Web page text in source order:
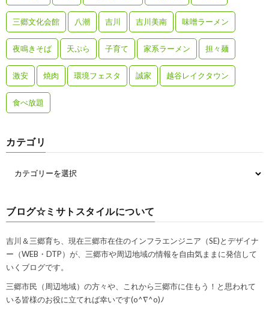
三郷文化会館 八潮 吉川 吉川美南 味噌ラーメン
夜鳴きそば 天ぷら 子育て 家系ラーメン 担々麺
激安 焼肉 環境フェスタ 誠家 越谷レイクタウン
食べ放題
カテゴリ
ブログ☆ミサトスタイルについて
吉川＆三郷育ち、現在三郷市在住のインフラエンジニア（SE)とデザイナ
ー（WEB・DTP）が、三郷市や周辺地域の情報を自由気ままに発信して
いくブログです。
三郷市民（周辺地域）の方々や、これから三郷市に住もう！と思われて
いる皆様のお役に立てれば幸いです(o^∇^o)ﾉ